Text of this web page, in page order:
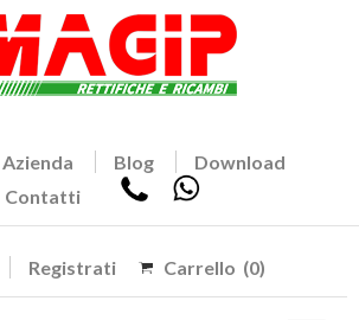
Azienda Blog
Download
Contatti
Registrati Carrello (0)